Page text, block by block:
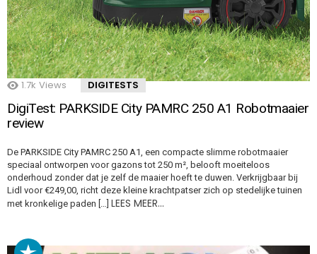
1.7k Views DIGITESTS
DigiTest: PARKSIDE City PAMRC 250 A1 Robotmaaier
review
De PARKSIDE City PAMRC 250 A1, een compacte slimme robotmaaier
speciaal ontworpen voor gazons tot 250 m², belooft moeiteloos
onderhoud zonder dat je zelf de maaier hoeft te duwen. Verkrijgbaar bij
Lidl voor €249,00, richt deze kleine krachtpatser zich op stedelijke tuinen
met kronkelige paden […] LEES MEER…